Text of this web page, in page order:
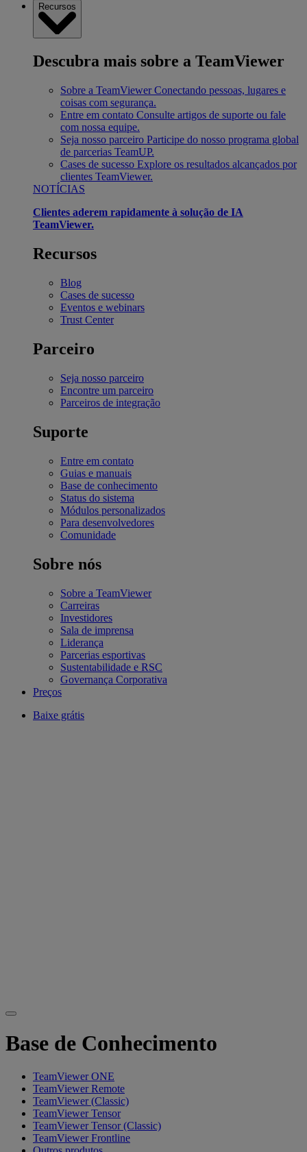
Recursos
Descubra mais sobre a TeamViewer
Sobre a TeamViewer Conectando pessoas, lugares e
coisas com segurança.
Entre em contato Consulte artigos de suporte ou fale
com nossa equipe.
Seja nosso parceiro Participe do nosso programa global
de parcerias TeamUP.
Cases de sucesso Explore os resultados alcançados por
clientes TeamViewer.
NOTÍCIAS
Clientes aderem rapidamente à solução de IA
TeamViewer.
Recursos
Blog
Cases de sucesso
Eventos e webinars
Trust Center
Parceiro
Seja nosso parceiro
Encontre um parceiro
Parceiros de integração
Suporte
Entre em contato
Guias e manuais
Base de conhecimento
Status do sistema
Módulos personalizados
Para desenvolvedores
Comunidade
Sobre nós
Sobre a TeamViewer
Carreiras
Investidores
Sala de imprensa
Liderança
Parcerias esportivas
Sustentabilidade e RSC
Governança Corporativa
Preços
Baixe grátis
Base de Conhecimento
TeamViewer ONE
TeamViewer Remote
TeamViewer (Classic)
TeamViewer Tensor
TeamViewer Tensor (Classic)
TeamViewer Frontline